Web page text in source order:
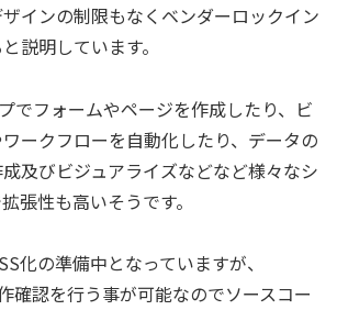
インの制限もなくベンダーロックイン
説明しています。
でフォームやページを作成したり、ビ
ークフローを自動化したり、データの
及びビジュアライズなどなど様々なシ
張性も高いそうです。
化の準備中となっていますが、
確認を行う事が可能なのでソースコー